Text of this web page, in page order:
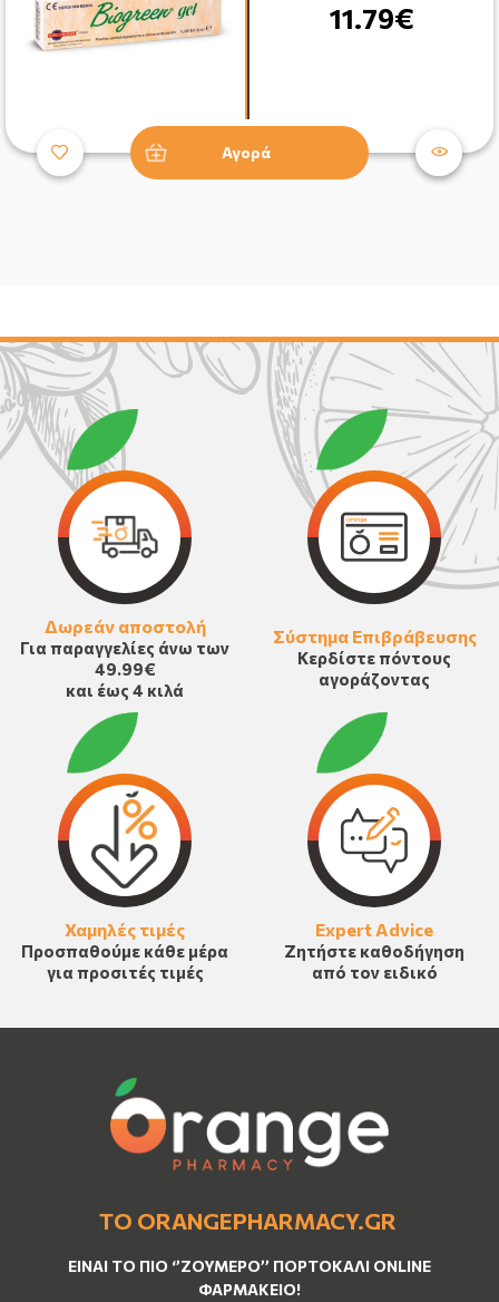
11.79€
Αγορά
Δωρεάν αποστολή
Για παραγγελίες άνω των
49.99€
και έως 4 κιλά
Σύστημα Επιβράβευσης
Κερδίστε πόντους
αγοράζοντας
Χαμηλές τιμές
Προσπαθούμε κάθε μέρα
για προσιτές τιμές
Expert Advice
Ζητήστε καθοδήγηση
από τον ειδικό
ΤΟ ORANGEPHARMACY.GR
ΕΊΝΑΙ ΤO ΠΙΟ ‘’ΖΟΥΜΕΡΌ’’ ΠΟΡΤΟΚΑΛΊ ΟNLINE
ΦΑΡΜΑΚΕΊΟ!